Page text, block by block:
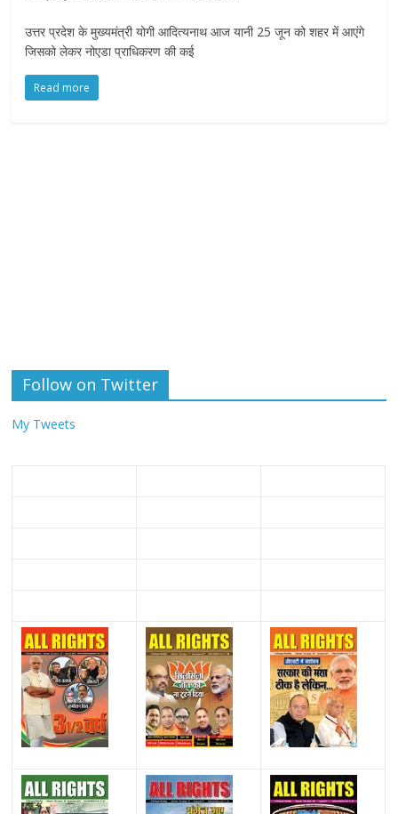
उत्तर प्रदेश के मुख्यमंत्री योगी आदित्यनाथ आज यानी 25 जून को शहर में आएंगे
जिसको लेकर नोएडा प्राधिकरण की कई
Read more
Follow on Twitter
My Tweets